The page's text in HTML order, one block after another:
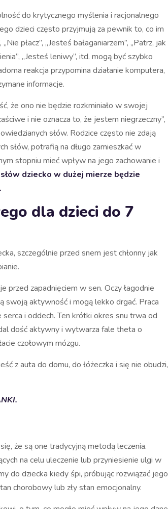
do krytycznego myślenia i racjonalnego
dzieci często przyjmują za pewnik to, co im
płacz”, „Jesteś bałaganiarzem”, „Patrz, jak
„Jesteś leniwy”, itd. mogą być szybko
reakcja przypomina działanie komputera,
informacje.
że ono nie będzie rozkminiało w swojej
i nie oznacza to, że jestem niegrzeczny”,
słów. Rodzice często nie zdają
słów, potrafią na długo zamieszkać w
stopniu mieć wpływ na jego zachowanie i
dziecko w dużej mierze będzie
dla dzieci do 7
szczególnie przed snem jest chłonny jak
przed zapadnięciem w sen. Oczy łagodnie
swoją aktywność i mogą lekko drgać. Praca
i oddech. Ten krótki okres snu trwa od
dość aktywny i wytwarza fale theta o
czołowym mózgu.
z auta do domu, do łóżeczka i się nie obudzi,
że są one tradycyjną metodą leczenia.
na celu uleczenie lub przyniesienie ulgi w
do dziecka kiedy śpi, próbując rozwiązać jego
chorobowy lub zły stan emocjonalny.